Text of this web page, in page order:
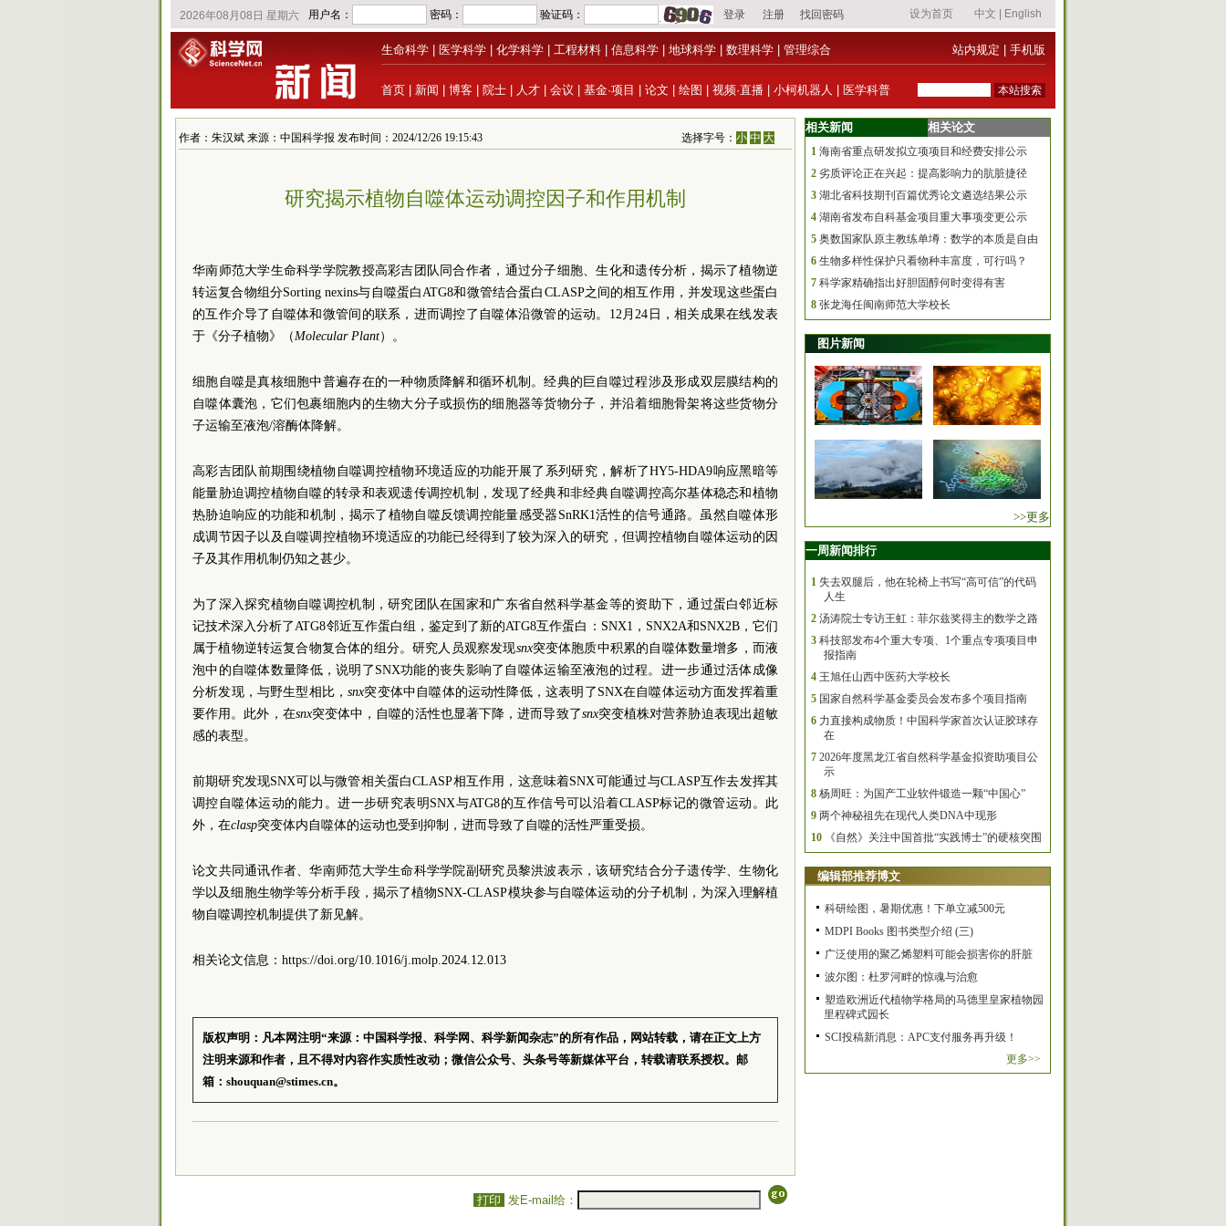
生命科学 医学科学 化学科学 工程材料 信息科学 地球科学 数理科学 管理综合 站内规定 手机版
首页 新闻 博客 院士 人才 会议 基金·项目 论文 绘图 视频·直播 小柯机器人 医学科普
作者：朱汉斌 来源：中国科学报 发布时间：2024/12/26 19:15:43 选择字号：小 中 大
研究揭示植物自噬体运动调控因子和作用机制
华南师范大学生命科学学院教授高彩吉团队同合作者，通过分子细胞、生化和遗传分析，揭示了植物逆
转运复合物组分Sorting nexins与自噬蛋白ATG8和微管结合蛋白CLASP之间的相互作用，并发现这些蛋白
的互作介导了自噬体和微管间的联系，进而调控了自噬体沿微管的运动。12月24日，相关成果在线发表
于《分子植物》（Molecular Plant）。
细胞自噬是真核细胞中普遍存在的一种物质降解和循环机制。经典的巨自噬过程涉及形成双层膜结构的
自噬体囊泡，它们包裹细胞内的生物大分子或损伤的细胞器等货物分子，并沿着细胞骨架将这些货物分
子运输至液泡/溶酶体降解。
高彩吉团队前期围绕植物自噬调控植物环境适应的功能开展了系列研究，解析了HY5-HDA9响应黑暗等
能量胁迫调控植物自噬的转录和表观遗传调控机制，发现了经典和非经典自噬调控高尔基体稳态和植物
热胁迫响应的功能和机制，揭示了植物自噬反馈调控能量感受器SnRK1活性的信号通路。虽然自噬体形
成调节因子以及自噬调控植物环境适应的功能已经得到了较为深入的研究，但调控植物自噬体运动的因
子及其作用机制仍知之甚少。
为了深入探究植物自噬调控机制，研究团队在国家和广东省自然科学基金等的资助下，通过蛋白邻近标
记技术深入分析了ATG8邻近互作蛋白组，鉴定到了新的ATG8互作蛋白：SNX1，SNX2A和SNX2B，它们
属于植物逆转运复合物复合体的组分。研究人员观察发现snx突变体胞质中积累的自噬体数量增多，而液
泡中的自噬体数量降低，说明了SNX功能的丧失影响了自噬体运输至液泡的过程。进一步通过活体成像
分析发现，与野生型相比，snx突变体中自噬体的运动性降低，这表明了SNX在自噬体运动方面发挥着重
要作用。此外，在snx突变体中，自噬的活性也显著下降，进而导致了snx突变植株对营养胁迫表现出超敏
感的表型。
前期研究发现SNX可以与微管相关蛋白CLASP相互作用，这意味着SNX可能通过与CLASP互作去发挥其
调控自噬体运动的能力。进一步研究表明SNX与ATG8的互作信号可以沿着CLASP标记的微管运动。此
外，在clasp突变体内自噬体的运动也受到抑制，进而导致了自噬的活性严重受损。
论文共同通讯作者、华南师范大学生命科学学院副研究员黎洪波表示，该研究结合分子遗传学、生物化
学以及细胞生物学等分析手段，揭示了植物SNX-CLASP模块参与自噬体运动的分子机制，为深入理解植
物自噬调控机制提供了新见解。
相关论文信息：https://doi.org/10.1016/j.molp.2024.12.013
版权声明：凡本网注明“来源：中国科学报、科学网、科学新闻杂志”的所有作品，网站转载，请在正文上方
注明来源和作者，且不得对内容作实质性改动；微信公众号、头条号等新媒体平台，转载请联系授权。邮
箱：shouquan@stimes.cn。
打印 发E-mail给：
相关新闻 相关论文
1 海南省重点研发拟立项项目和经费安排公示
2 劣质评论正在兴起：提高影响力的肮脏捷径
3 湖北省科技期刊百篇优秀论文遴选结果公示
4 湖南省发布自科基金项目重大事项变更公示
5 奥数国家队原主教练单墫：数学的本质是自由
6 生物多样性保护只看物种丰富度，可行吗？
7 科学家精确指出好胆固醇何时变得有害
8 张龙海任闽南师范大学校长
图片新闻
>>更多
一周新闻排行
1 失去双腿后，他在轮椅上书写“高可信”的代码
人生
2 汤涛院士专访王虹：菲尔兹奖得主的数学之路
3 科技部发布4个重大专项、1个重点专项项目申
报指南
4 王旭任山西中医药大学校长
5 国家自然科学基金委员会发布多个项目指南
6 力直接构成物质！中国科学家首次认证胶球存
在
7 2026年度黑龙江省自然科学基金拟资助项目公
示
8 杨周旺：为国产工业软件锻造一颗“中国心”
9 两个神秘祖先在现代人类DNA中现形
10
《自然》关注中国首批“实践博士”的硬核突围
编辑部推荐博文
科研绘图，暑期优惠！下单立减500元
MDPI Books 图书类型介绍 (三)
广泛使用的聚乙烯塑料可能会损害你的肝脏
波尔图：杜罗河畔的惊魂与治愈
塑造欧洲近代植物学格局的马德里皇家植物园
里程碑式园长
SCI投稿新消息：APC支付服务再升级！
更多>>